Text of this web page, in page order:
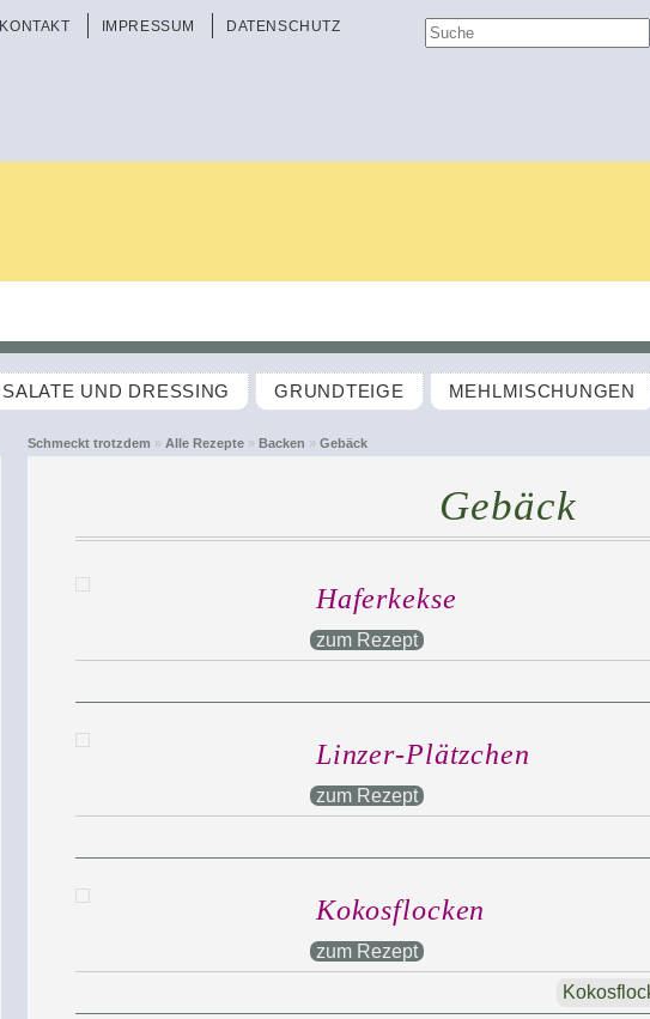
KONTAKT IMPRESSUM DATENSCHUTZ
SALATE UND DRESSING GRUNDTEIGE MEHLMISCHUNGEN
Schmeckt trotzdem » Alle Rezepte » Backen » Gebäck
Gebäck
Haferkekse
zum Rezept
Linzer-Plätzchen
zum Rezept
Kokosflocken
zum Rezept